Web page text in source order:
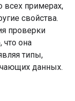
всех примерах,
свойства.
проверки
что она
типы,
данных.